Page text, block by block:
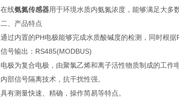
在线氨氮传感器用于环境水质内氨氮浓度，能够满足大多
二、产品特点
通过内置的PH电极能够完成水质酸碱度的检测，同时根据
信号输出：RS485(MODBUS)
电极为复合电极，由聚氯乙烯和离子活性物质制成的工作
内部信号隔离技术，抗干扰性强。
具有测量快速、精确，操作简易等特点。